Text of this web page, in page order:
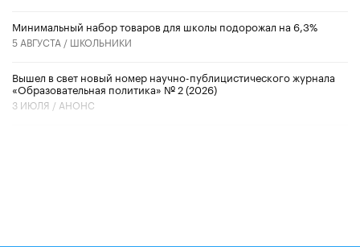
Минимальный набор товаров для школы подорожал на 6,3%
5 АВГУСТА / ШКОЛЬНИКИ
Вышел в свет новый номер научно-публицистического журнала
«Образовательная политика» № 2 (2026)
3 ИЮЛЯ / АНОНС